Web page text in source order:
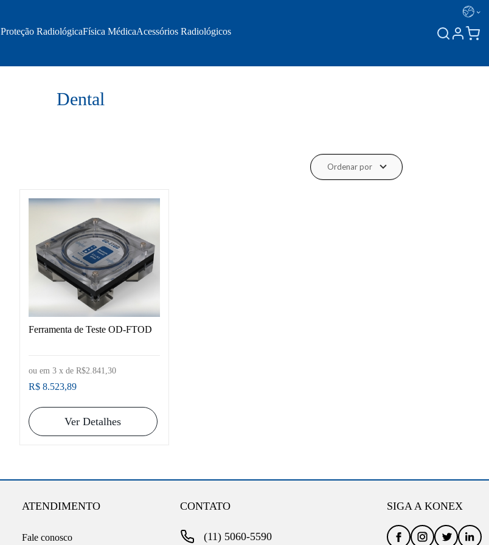
Proteção RadiológicaFísica MédicaAcessórios Radiológicos
Dental
Ordenar por
Ferramenta de Teste OD-FTOD
R$ 8.523,89
ou em 3x de R$2.841,30
Ver Detalhes
ATENDIMENTO
Fale conosco
CONTATO
(11) 5060-5590
SIGA A KONEX